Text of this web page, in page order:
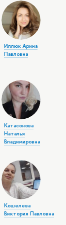
Иллюк Арина
Павловна
Катасонова
Наталья
Владимировна
Кошелева
Виктория Павловна